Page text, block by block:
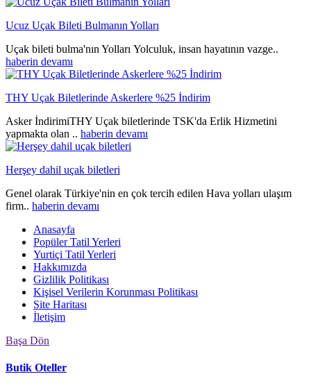
Ucuz Uçak Bileti Bulmanın Yolları
Uçak bileti bulma'nın Yolları Yolculuk, insan hayatının vazge..
haberin devamı
THY Uçak Biletlerinde Askerlere %25 İndirim
Asker İndirimiTHY Uçak biletlerinde TSK'da Erlik Hizmetini
yapmakta olan .. haberin devamı
Herşey dahil uçak biletleri
Genel olarak Türkiye'nin en çok tercih edilen Hava yolları ulaşım
firm.. haberin devamı
Anasayfa
Popüler Tatil Yerleri
Yurtiçi Tatil Yerleri
Hakkımızda
Gizlilik Politikası
Kişisel Verilerin Korunması Politikası
Site Haritası
İletişim
Başa Dön
Butik Oteller